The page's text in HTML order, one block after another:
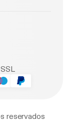
reservados